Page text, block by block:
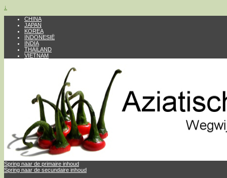
↓
CHINA
JAPAN
KOREA
INDONESIË
INDIA
THAILAND
VIETNAM
Spring naar de primaire inhoud
Spring naar de secundaire inhoud